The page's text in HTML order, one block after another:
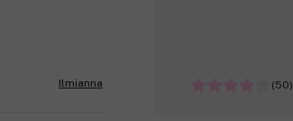
(50)
Ilmianna